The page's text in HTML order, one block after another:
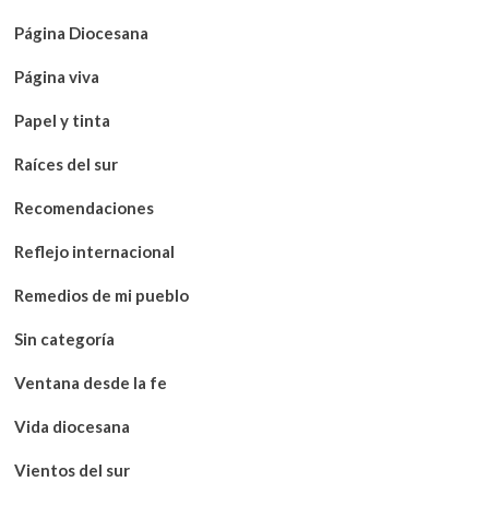
Página Diocesana
Página viva
Papel y tinta
Raíces del sur
Recomendaciones
Reflejo internacional
Remedios de mi pueblo
Sin categoría
Ventana desde la fe
Vida diocesana
Vientos del sur